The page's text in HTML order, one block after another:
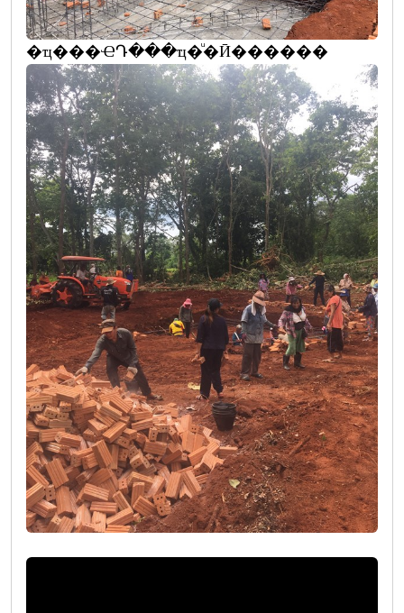
�ҵ���ҼԴ���ҵ�ͧ�Ӣ������